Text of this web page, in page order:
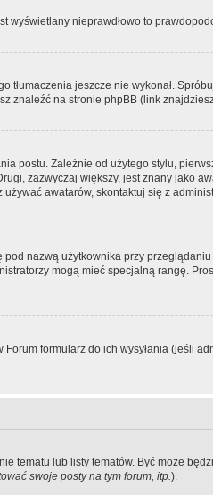
nieprawdłowo to
jeszcze nie wykonał.
znaleźć na stronie phpBB (link
postu. Zależnie od użytego stylu,
zazwyczaj większy, jest znany
awatarów, skontaktuj się z
nazwą użytkownika przy
mogą mieć specjalną rangę.
formularz do ich wysyłania (jeśli
tematu lub listy tematów. Być może
swoje posty na tym forum, itp.).